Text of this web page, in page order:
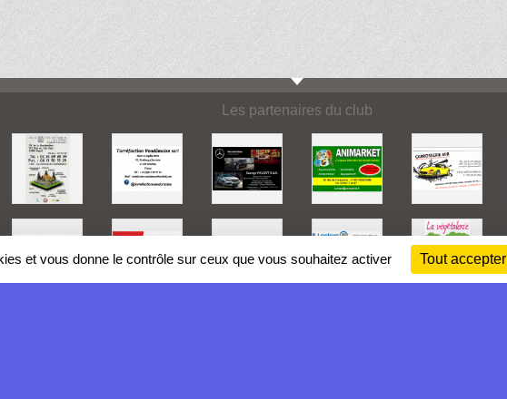
Les partenaires du club
et vous donne le contrôle sur ceux que vous souhaitez activer Tout accepter